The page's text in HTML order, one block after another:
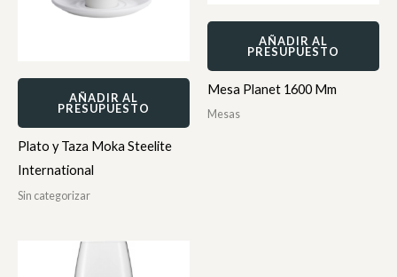
AÑADIR AL
PRESUPUESTO
Plato y Taza Moka Steelite
International
Sin categorizar
AÑADIR AL
PRESUPUESTO
Mesa Planet 1600 Mm
Mesas